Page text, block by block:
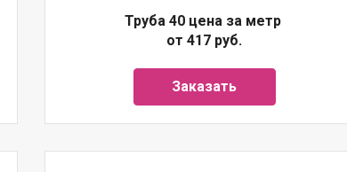
Труба 40 цена за метр
от 417 руб.
Заказать